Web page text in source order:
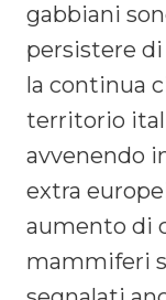
gabbiani
persistere
la continua
territorio
avvenendo
extra
aumento di
mammiferi